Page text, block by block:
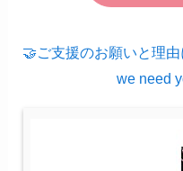
🤝ご支援のお願いと理
we need